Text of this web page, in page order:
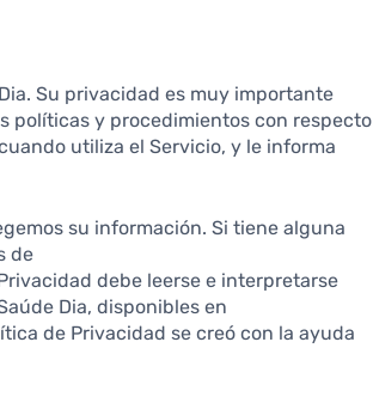
Su privacidad es muy importante
políticas y procedimientos con respecto
utiliza el Servicio, y le informa
su información. Si tiene alguna
de
debe leerse e interpretarse
Dia, disponibles en
de Privacidad se creó con la ayuda